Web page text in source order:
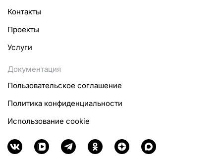
Контакты
Проекты
Услуги
Документация
Пользовательское соглашение
Политика конфиденциальности
Использование cookie